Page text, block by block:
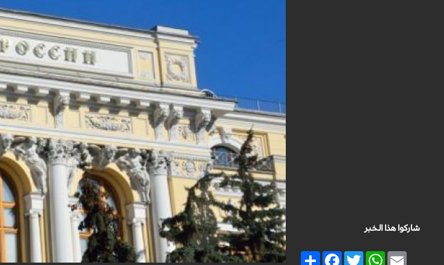
شاركوا هذا الخبر
Share
FacebookTwitter
WhatsAppEmail